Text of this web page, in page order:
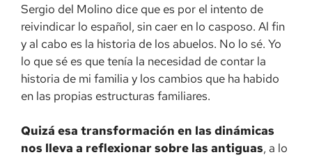
Sergio del Molino dice que es por el intento de
reivindicar lo español, sin caer en lo casposo. Al fin
y al cabo es la historia de los abuelos. No lo sé. Yo
lo que sé es que tenía la necesidad de contar la
historia de mi familia y los cambios que ha habido
en las propias estructuras familiares.
Quizá esa transformación en las dinámicas
nos lleva a reflexionar sobre las antiguas, a lo